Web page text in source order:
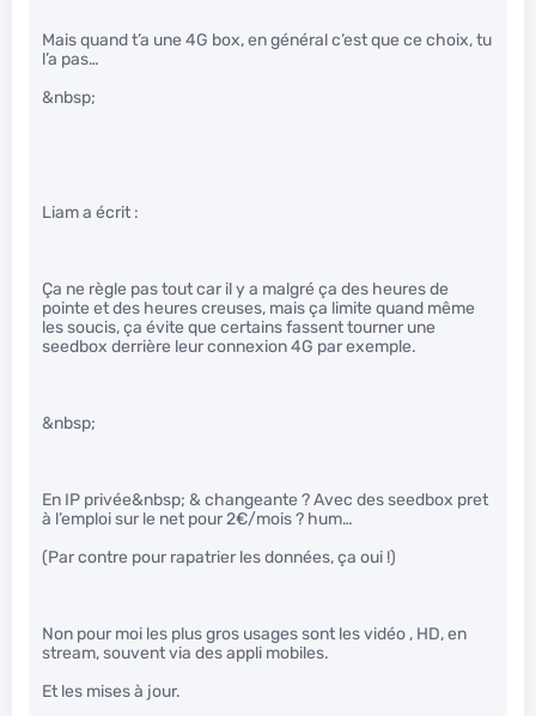
Mais quand t’a une 4G box, en général c’est que ce choix, tu
l’a pas…
&nbsp;
Liam a écrit :
Ça ne règle pas tout car il y a malgré ça des heures de
pointe et des heures creuses, mais ça limite quand même
les soucis, ça évite que certains fassent tourner une
seedbox derrière leur connexion 4G par exemple.
&nbsp;
En IP privée&nbsp; & changeante ? Avec des seedbox pret
à l’emploi sur le net pour 2€/mois ? hum…
(Par contre pour rapatrier les données, ça oui !)
Non pour moi les plus gros usages sont les vidéo , HD, en
stream, souvent via des appli mobiles.
Et les mises à jour.